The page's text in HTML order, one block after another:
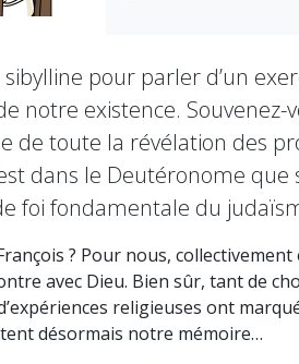
pour parler d’un
existence. Souvenez-
de toute la révélation des
dans le Deutéronome
foi fondamentale du
? Pour nous,
avec Dieu. Bien sûr, tant de
religieuses ont
désormais notre mémoire…